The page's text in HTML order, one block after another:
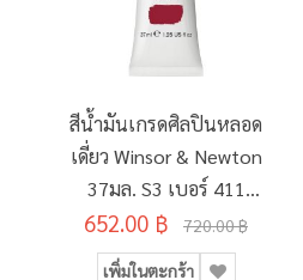
สีน้ำมันเกรดศิลปินหลอด
เดี่ยว Winsor & Newton
37มล. S3 เบอร์ 411
Ruby Madder Alizarin
652.00 ฿ 720.00 ฿
เพิ่มในตะกร้า